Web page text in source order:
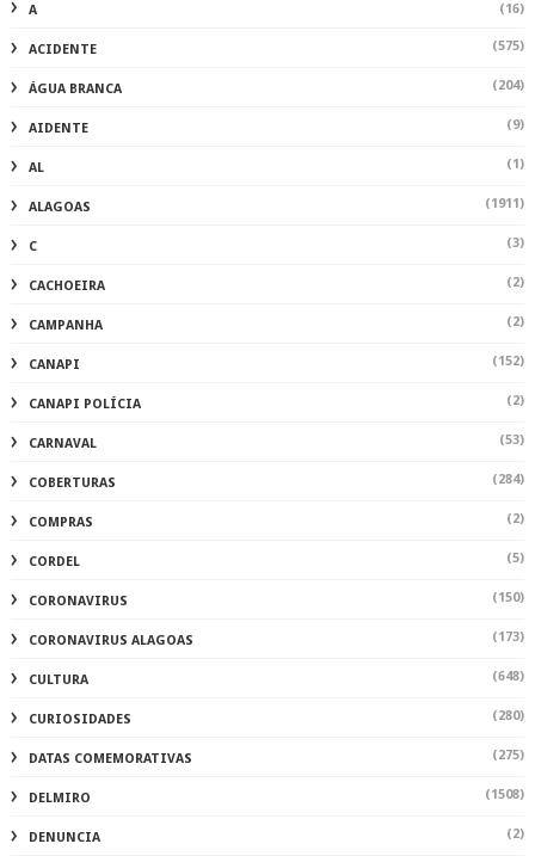
A (16)
ACIDENTE (575)
ÁGUA BRANCA (204)
AIDENTE (9)
AL (1)
ALAGOAS (1911)
C (3)
CACHOEIRA (2)
CAMPANHA (2)
CANAPI (152)
CANAPI POLÍCIA (2)
CARNAVAL (53)
COBERTURAS (284)
COMPRAS (2)
CORDEL (5)
CORONAVIRUS (150)
CORONAVIRUS ALAGOAS (173)
CULTURA (648)
CURIOSIDADES (280)
DATAS COMEMORATIVAS (275)
DELMIRO (1508)
DENUNCIA (2)